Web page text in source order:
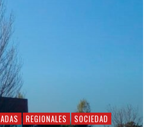
REGIONALES SOCIEDAD